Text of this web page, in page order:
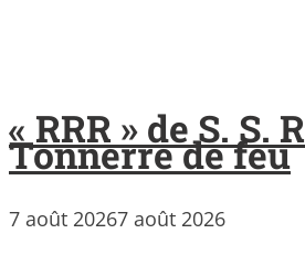
« RRR » de S. S.
Tonnerre de feu
7 août 20267 août 2026